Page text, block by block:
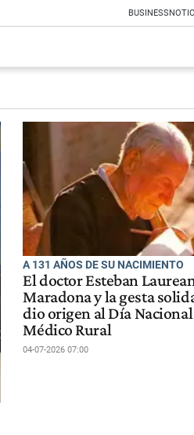
BUSINESS
A 131 AÑOS DE SU NACIMIENTO
El doctor Esteban
Maradona y la gesta
dio origen al Día
Médico Rural
04-07-2026 07:00